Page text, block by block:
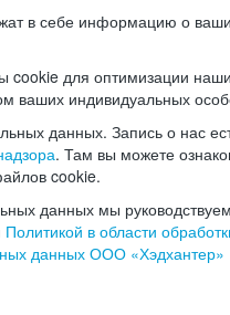
в себе информацию о
для оптимизации
ваших индивидуальных
данных. Запись о нас
. Там вы можете
cookie.
данных мы
Политикой в области
данных ООО «Хэдхантер»